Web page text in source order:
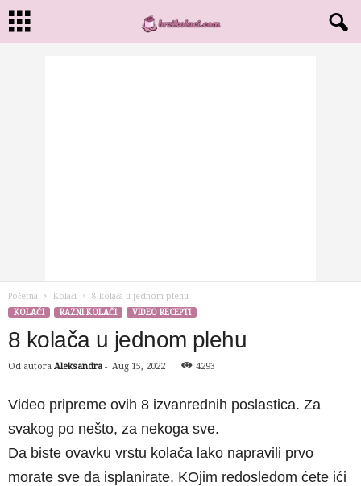
Početna Kolači
8 kolača u jednom plehu
KOLAČI
RAZNI KOLAČI VIDEO RECEPTI
8 kolača u jednom plehu
Od autora Aleksandra - Aug 15, 2022 4293
Video pripreme ovih 8 izvanrednih poslastica. Za
svakog po nešto, za nekoga sve.
Da biste ovavku vrstu kolača lako napravili prvo
morate sve da isplanirate. KOjim redosledom ćete ići